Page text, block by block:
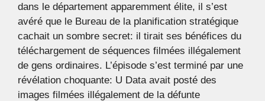
dans le département apparemment élite, il s’est
avéré que le Bureau de la planification stratégique
cachait un sombre secret: il tirait ses bénéfices du
téléchargement de séquences filmées illégalement
de gens ordinaires. L’épisode s’est terminé par une
révélation choquante: U Data avait posté des
images filmées illégalement de la défunte